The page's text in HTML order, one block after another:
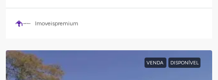
Imoveispremium
VENDA DISPONÍVEL